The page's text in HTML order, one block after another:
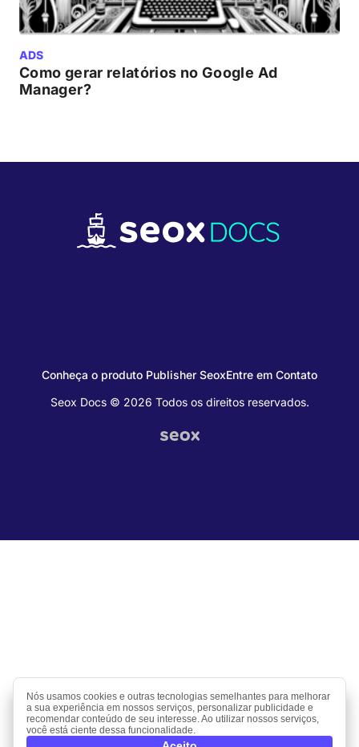
ADS
Como gerar relatórios no Google Ad
Manager?
Seox Docs © 2026 Todos os direitos reservados.
Conheça o produto Publisher SeoxEntre em Contato
Nós usamos cookies e outras tecnologias semelhantes para melhorar
a sua experiência em nossos serviços, personalizar publicidade e
recomendar conteúdo de seu interesse. Ao utilizar nossos serviços,
você está ciente dessa funcionalidade.